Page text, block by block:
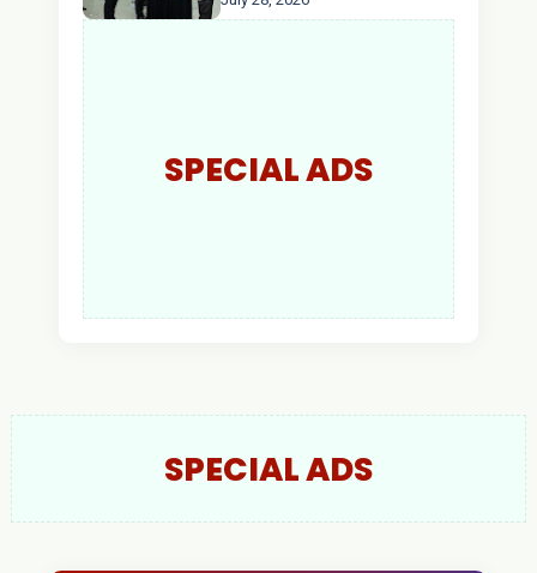
AKBP Wisnu Perdana
SPECIAL ADS
SPECIAL ADS